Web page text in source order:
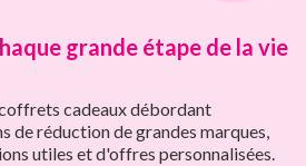
grande étape de la vie
cadeaux débordant
de réduction de grandes marques,
utiles et d'offres personnalisées.